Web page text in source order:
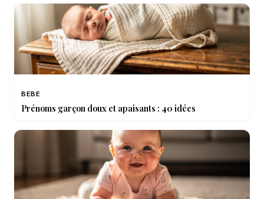
BEBE
Prénoms garçon doux et apaisants : 40 idées